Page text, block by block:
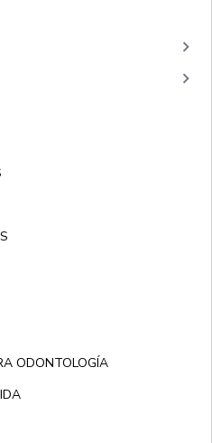
keyboard_arrow_right
keyboard_arrow_right
ODONTOLOGÍA